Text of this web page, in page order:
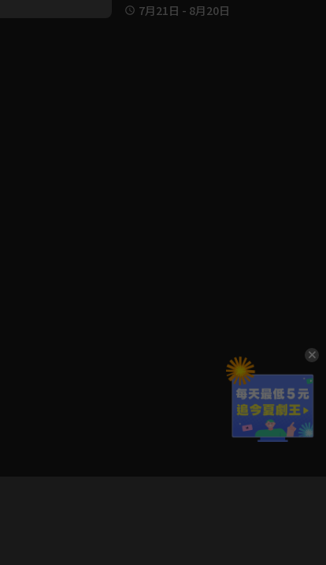
7月21日 - 8月20日